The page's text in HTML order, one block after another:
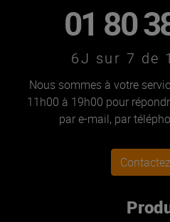
01 80
6J sur 7 de
Nous sommes à votre
11h00 à 19h00 pour
par e-mail, par